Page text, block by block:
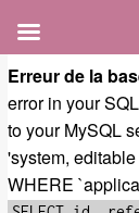
Erreur de la
error in your
to your MySQL
'system,
WHERE